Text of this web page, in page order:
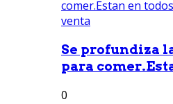
Se profundiza
para
0